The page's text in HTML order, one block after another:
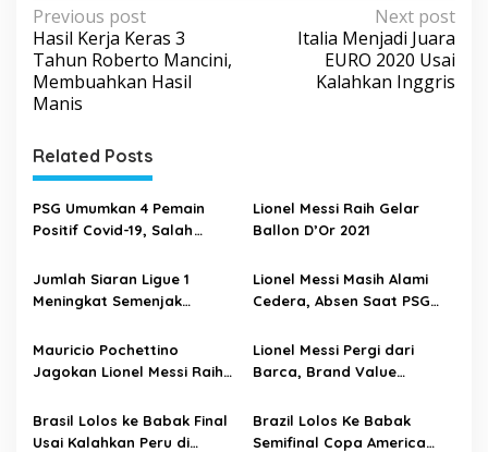
P
o
s
t
n
a
v
i
a
i
o
n
Previous post
Hasil Kerja Keras 3
Tahun Roberto Mancini,
Membuahkan Hasil
Manis
Next post
Italia Menjadi Juara
EURO 2020 Usai
Kalahkan Inggris
Related Posts
PSG Umumkan 4 Pemain
Positif Covid-19, Salah
Lionel Messi Raih Gelar
Ballon D’Or 2021
Jumlah Siaran Ligue 1
Meningkat Semenjak
Lionel Messi Masih Alami
Cedera, Absen Saat PSG
Mauricio Pochettino
Jagokan Lionel Messi Raih
Lionel Messi Pergi dari
Barca, Brand Value
Brasil Lolos ke Babak Final
Usai Kalahkan Peru di
Brazil Lolos Ke Babak
Semifinal Copa America